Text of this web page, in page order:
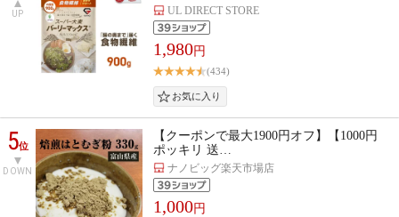
UP UL DIRECT STORE
1,980円
(434)
5位
DOWN
【クーポンで最大1900円オフ】【1000円
ポッキリ 送…
ナノビッグ楽天市場店
1,000円